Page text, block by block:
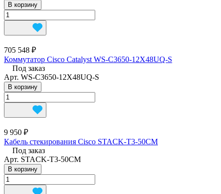
В корзину
705 548 ₽
Коммутатор Cisco Catalyst WS-C3650-12X48UQ-S
Под заказ
Арт. WS-C3650-12X48UQ-S
В корзину
9 950 ₽
Кабель стекирования Cisco STACK-T3-50CM
Под заказ
Арт. STACK-T3-50CM
В корзину